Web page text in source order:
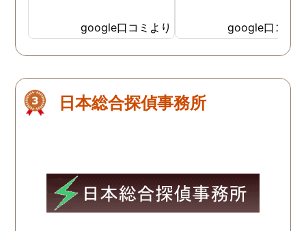
google口コミより google口コミ
日本総合探偵事務所